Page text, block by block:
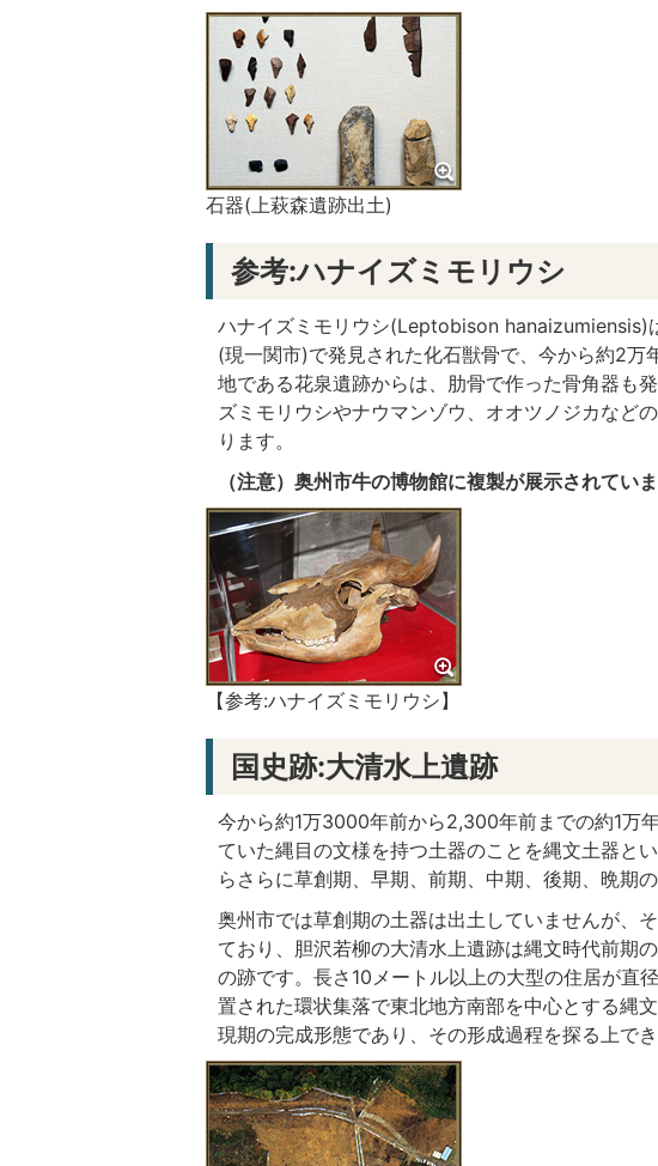
石器(上萩森遺跡出土)
参考:ハナイズミモリウシ
ハナイズミモリウシ(Leptobison hanaizumiensis)
(現一関市)で発見された化石獣骨で、今から約2
地である花泉遺跡からは、肋骨で作った骨角器も
ズミモリウシやナウマンゾウ、オオツノジカなど
ります。
（注意）奥州市牛の博物館に複製が展示されていま
【参考:ハナイズミモリウシ】
国史跡:大清水上遺跡
今から約1万3000年前から2,300年前までの約1万
ていた縄目の文様を持つ土器のことを縄文土器と
らさらに草創期、早期、前期、中期、後期、晩期
奥州市では草創期の土器は出土していませんが、
ており、胆沢若柳の大清水上遺跡は縄文時代前期
の跡です。長さ10メートル以上の大型の住居が直
置された環状集落で東北地方南部を中心とする縄
現期の完成形態であり、その形成過程を探る上でき